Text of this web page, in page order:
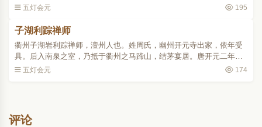
便下座。赵州到云居，居曰：「老老大大，何不觅个住处？」曰：
五灯会元 195
子湖利踪禅师
衢州子湖岩利踪禅师，澶州人也。姓周氏，幽州开元寺出家，依年受
具。后入南泉之室，乃抵于衢州之马蹄山，结茅宴居。唐开元二年，
邑人翁迁贵施山下子湖创院，师于门下立牌曰：「子湖有一只狗，上
五灯会元 174
评论